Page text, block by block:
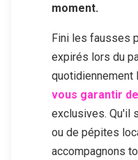
moment.
Fini les fausses
expirés lors du
vous garantir
exclusives. Qu'il
ou de pépites
accompagnons